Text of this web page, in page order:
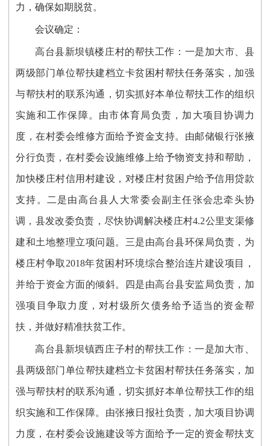
力，确保如期脱贫。
会议确定：
高台县新坝镇楼庄村的帮扶工作：一是加大市、县
两级部门单位帮扶建档立卡贫困村帮扶任务落实，加强
与帮扶村的联系沟通，切实抓好本单位帮扶工作的组织
实施和工作保障。由市体育局负责，加大项目协调力
度，在村委会维修方面给予资金支持。由邮储银行张掖
分行负责，在村委会设施维修上给予物资支持和帮助，
加快楼庄村信用村建设，对楼庄村贫困户给予信用贷款
支持。二是由高台县人大常委会副主任张会忠牵头协
调，县发改委负责，尽快协调解决楼庄村4.2公里支渠修
建和土地整理立项问题。三是由高台县环保局负责，为
楼庄村争取2018年贫困村环境综合整治连片建设项目，
并给于资金方面的倾斜。四是由高台县安监局负责，加
强项目争取力度，对村级所欠债务给予适当的资金帮
扶，并做好精准扶贫工作。
高台县新坝镇西庄子村的帮扶工作：一是加大市、
县两级部门单位帮扶建档立卡贫困村帮扶任务落实，加
强与帮扶村的联系沟通，切实抓好本单位帮扶工作的组
织实施和工作保障。由张掖日报社负责，加大项目协调
力度，在村委会设施建设等方面给予一定的资金帮扶支